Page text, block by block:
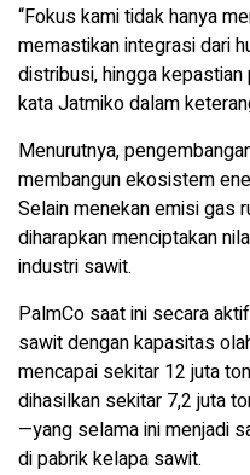
“Fokus kami tidak hanya
memastikan integrasi dari
distribusi, hingga
kata Jatmiko dalam
Menurutnya,
membangun ekosistem
Selain menekan emisi gas
diharapkan menciptakan
industri sawit.
PalmCo saat ini secara
sawit dengan kapasitas
mencapai sekitar 12 juta
dihasilkan sekitar 7,2 juta
—yang selama ini menjadi
di pabrik kelapa sawit.